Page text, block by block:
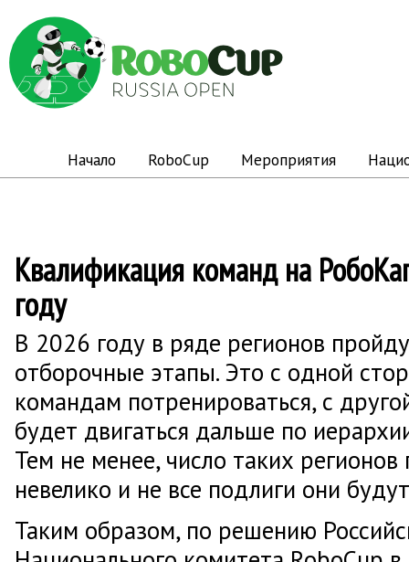
Начало RoboCup Мероприятия
Квалификация команд на
году
В 2026 году в ряде регионов
отборочные этапы. Это с одной
командам потренироваться, с
будет двигаться дальше по
Тем не менее, число таких регионов
невелико и не все подлиги они
Таким образом, по решению